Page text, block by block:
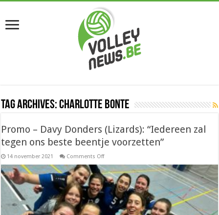
Tag Archives:Charlotte Bonte
Promo – Davy Donders (Lizards): “Iedereen zal
tegen ons beste beentje voorzetten”
14 november 2021 Comments Offon
–
Davy
Donders
(Lizards):
“Iedereen
zal
tegen